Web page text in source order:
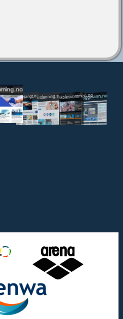
svomlangt.noutdanning.svomming.no
skolesvommen.notryggivann.no